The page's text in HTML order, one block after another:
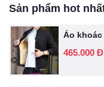
Sản phẩm hot
Áo khoác
465.000 Đ